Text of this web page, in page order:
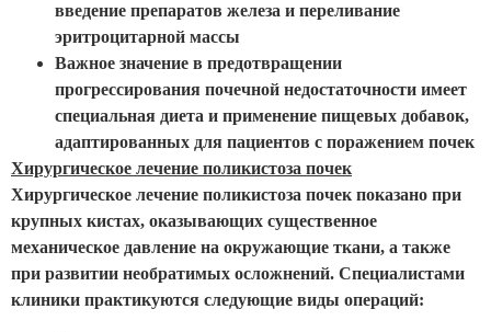
введение препаратов железа и переливание
эритроцитарной массы
Важное значение в предотвращении
прогрессирования почечной недостаточности имеет
специальная диета и применение пищевых добавок,
адаптированных для пациентов с поражением почек
Хирургическое лечение поликистоза почек
Хирургическое лечение поликистоза почек показано при
крупных кистах, оказывающих существенное
механическое давление на окружающие ткани, а также
при развитии необратимых осложнений. Специалистами
клиники практикуются следующие виды операций: